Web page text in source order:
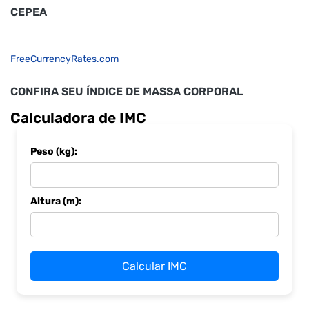
CEPEA
FreeCurrencyRates.com
CONFIRA SEU ÍNDICE DE MASSA CORPORAL
Calculadora de IMC
Peso (kg):
Altura (m):
Calcular IMC